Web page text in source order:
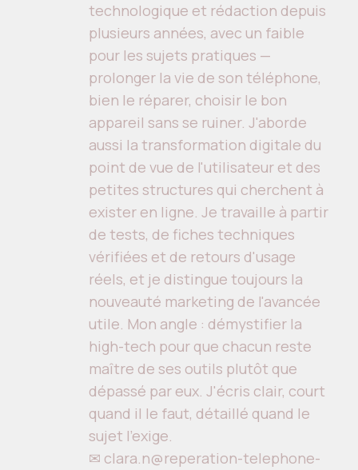
technologique et rédaction depuis
plusieurs années, avec un faible
pour les sujets pratiques —
prolonger la vie de son téléphone,
bien le réparer, choisir le bon
appareil sans se ruiner. J'aborde
aussi la transformation digitale du
point de vue de l'utilisateur et des
petites structures qui cherchent à
exister en ligne. Je travaille à partir
de tests, de fiches techniques
vérifiées et de retours d'usage
réels, et je distingue toujours la
nouveauté marketing de l'avancée
utile. Mon angle : démystifier la
high-tech pour que chacun reste
maître de ses outils plutôt que
dépassé par eux. J'écris clair, court
quand il le faut, détaillé quand le
sujet l'exige.
✉ clara.n@reperation-telephone-